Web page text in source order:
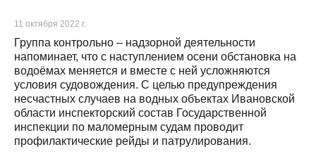
11 октября 2022 г.
Группа контрольно – надзорной деятельности
напоминает, что с наступлением осени обстановка на
водоёмах меняется и вместе с ней усложняются
условия судовождения. С целью предупреждения
несчастных случаев на водных объектах Ивановской
области инспекторский состав Государственной
инспекции по маломерным судам проводит
профилактические рейды и патрулирования.